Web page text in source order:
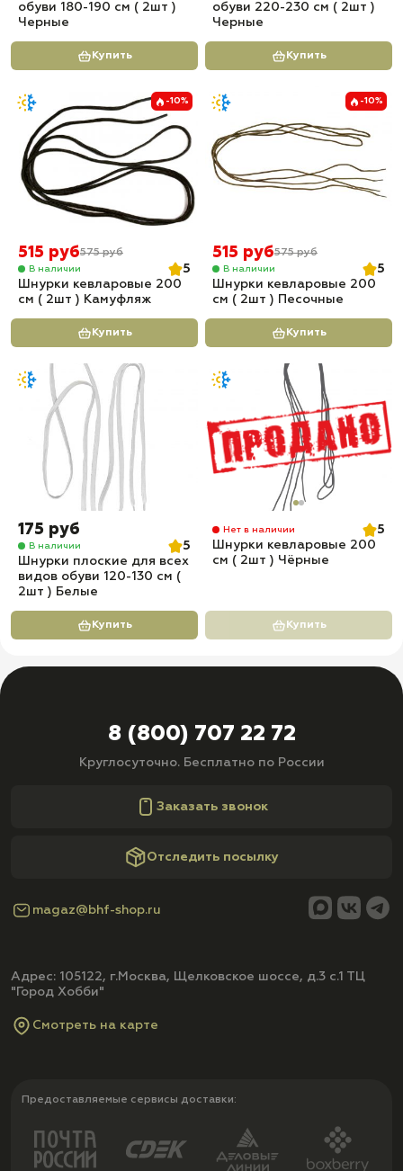
обуви 180-190 см ( 2шт )
Черные
Купить
обуви 220-230 см ( 2шт )
Черные
Купить
-10%
515 руб575 руб
В наличии
5
Шнурки кевларовые 200
см ( 2шт ) Камуфляж
Купить
-10%
515 руб575 руб
В наличии
5
Шнурки кевларовые 200
см ( 2шт ) Песочные
Купить
175 руб
В наличии
5
Шнурки плоские для всех
видов обуви 120-130 см (
2шт ) Белые
Купить
Нет в наличии
5
Шнурки кевларовые 200
см ( 2шт ) Чёрные
Купить
8 (800) 707 22 72
Круглосуточно. Бесплатно по России
Заказать звонок
Отследить посылку
magaz@bhf-shop.ru
Адрес: 105122, г.Москва, Щелковское шоссе, д.3 с.1 ТЦ
"Город Хобби"
Смотреть на карте
Предоставляемые сервисы доставки: